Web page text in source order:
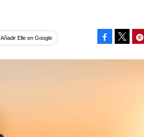
Añadir Elle en Google Facebook